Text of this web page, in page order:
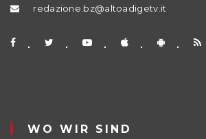
redazione.bz@altoadigetv.it
WO WIR SIND